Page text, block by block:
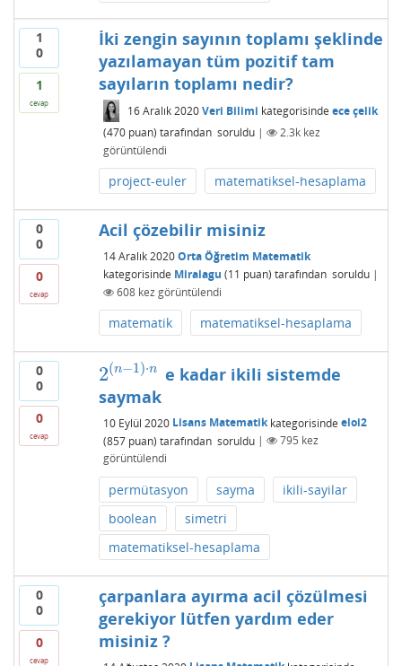
1
0
1
cevap
İki zengin sayının toplamı şeklinde
yazılamayan tüm pozitif tam
sayıların toplamı nedir?
16 Aralık 2020 Veri Bilimi kategorisinde ece çelik
(470puan) tarafından soruldu | 2.3kkez
görüntülendi
project-euler matematiksel-hesaplama
0
0
0
cevap
Acil çözebilir misiniz
14 Aralık 2020 Orta Öğretim Matematik
kategorisinde Miralagu (11 puan) tarafından soruldu |
608kez görüntülendi
matematik matematiksel-hesaplama
0
0
0
cevap
2(n−1)⋅n
2(n−1)⋅n e kadar ikili sistemde
saymak
10 Eylül 2020 Lisans Matematikkategorisinde eloi2
(857puan) tarafından soruldu | 795 kez
görüntülendi
permütasyon sayma
ikili-sayilar
boolean
simetri
matematiksel-hesaplama
0
0
0
cevap
çarpanlara ayırma acil çözülmesi
gerekiyor lütfen yardım eder
misiniz ?